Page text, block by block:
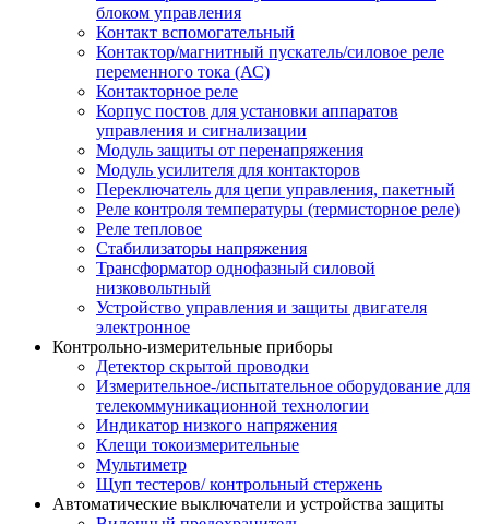
блоком управления
Контакт вспомогательный
Контактор/магнитный пускатель/силовое реле
переменного тока (АС)
Контакторное реле
Корпус постов для установки аппаратов
управления и сигнализации
Модуль защиты от перенапряжения
Модуль усилителя для контакторов
Переключатель для цепи управления, пакетный
Реле контроля температуры (термисторное реле)
Реле тепловое
Стабилизаторы напряжения
Трансформатор однофазный силовой
низковольтный
Устройство управления и защиты двигателя
электронное
Контрольно-измерительные приборы
Детектор скрытой проводки
Измерительное-/испытательное оборудование для
телекоммуникационной технологии
Индикатор низкого напряжения
Клещи токоизмерительные
Мультиметр
Щуп тестеров/ контрольный стержень
Автоматические выключатели и устройства защиты